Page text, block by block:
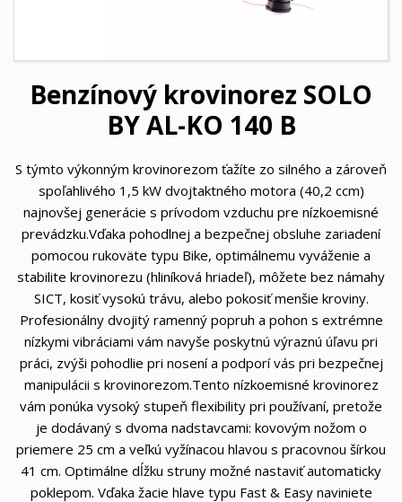
Benzínový krovinorez SOLO
BY AL-KO 140 B
S týmto výkonným krovinorezom ťažíte zo silného a zároveň
spoľahlivého 1,5 kW dvojtaktného motora (40,2 ccm)
najnovšej generácie s prívodom vzduchu pre nízkoemisné
prevádzku.Vďaka pohodlnej a bezpečnej obsluhe zariadení
pomocou rukoväte typu Bike, optimálnemu vyváženie a
stabilite krovinorezu (hliníková hriadeľ), môžete bez námahy
SICT, kosiť vysokú trávu, alebo pokosiť menšie kroviny.
Profesionálny dvojitý ramenný popruh a pohon s extrémne
nízkymi vibráciami vám navyše poskytnú výraznú úľavu pri
práci, zvýši pohodlie pri nosení a podporí vás pri bezpečnej
manipulácii s krovinorezom.Tento nízkoemisné krovinorez
vám ponúka vysoký stupeň flexibility pri používaní, pretože
je dodávaný s dvoma nadstavcami: kovovým nožom o
priemere 25 cm a veľkú vyžínacou hlavou s pracovnou šírkou
41 cm. Optimálne dĺžku struny možné nastaviť automaticky
poklepom. Vďaka žacie hlave typu Fast & Easy naviniete